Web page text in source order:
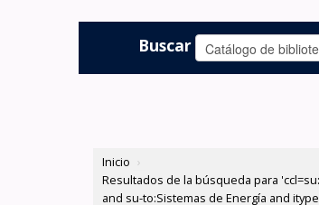
Buscar
Inicio ›
Resultados de la búsqueda para
and su-to:Sistemas de Energía and